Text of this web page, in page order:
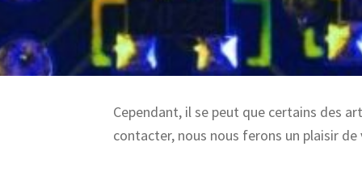
Cependant, il se peut que certains des
contacter, nous nous ferons un plaisir